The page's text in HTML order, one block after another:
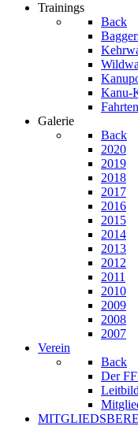
Trainings
Back
Kanu-
Galerie
Back
2020
2019
2018
2017
2016
2015
2014
2013
2012
2011
2010
2009
2008
2007
Verein
Back
Der
Leitbild